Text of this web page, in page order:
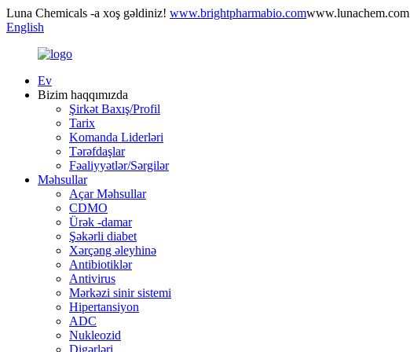
Luna Chemicals -a xoş gəldiniz! www.brightpharmabio.comwww.lunachem.com
English
Ev
Bizim haqqımızda
Şirkət Baxış/Profil
Tarix
Komanda Liderləri
Tərəfdaşlar
Fəaliyyətlər/Sərgilər
Məhsullar
Açar Məhsullar
CDMO
Ürək -damar
Şəkərli diabet
Xərçəng əleyhinə
Antibiotiklər
Antivirus
Mərkəzi sinir sistemi
Hipertansiyon
ADC
Nukleozid
Digərləri